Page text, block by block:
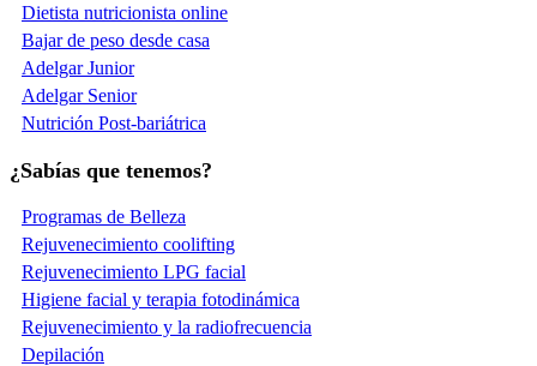
Dietista nutricionista online
Bajar de peso desde casa
Adelgar Junior
Adelgar Senior
Nutrición Post-bariátrica
¿Sabías que tenemos?
Programas de Belleza
Rejuvenecimiento coolifting
Rejuvenecimiento LPG facial
Higiene facial y terapia fotodinámica
Rejuvenecimiento y la radiofrecuencia
Depilación